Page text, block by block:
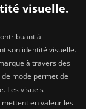
visuelle.
à
son identité visuelle.
à travers des
mode permet de
Les visuels
en valeur les